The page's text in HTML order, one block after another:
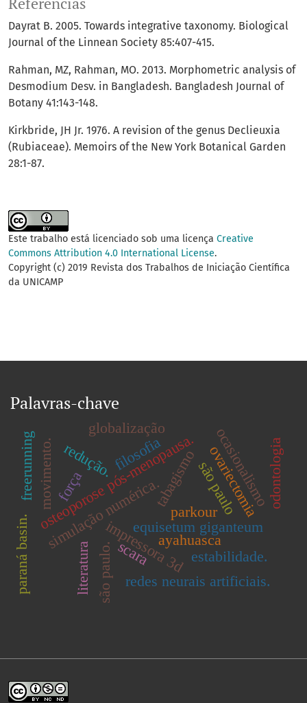
Dayrat B. 2005. Towards integrative taxonomy. Biological
Journal of the Linnean Society 85:407-415.
Rahman, MZ, Rahman, MO. 2013. Morphometric analysis of
Desmodium Desv. in Bangladesh. Bangladesh Journal of
Botany 41:143-148.
Kirkbride, JH Jr. 1976. A revision of the genus Declieuxia
(Rubiaceae). Memoirs of the New York Botanical Garden
28:1-87.
Este trabalho está licenciado sob uma licença Creative
Commons Attribution 4.0 International License.
Copyright (c) 2019 Revista dos Trabalhos de Iniciação Científica
da UNICAMP
Palavras-chave
impressora 3d
scara
simulação numérica.equisetum giganteum
ovariectomia
osteoporose pós-menopausa.
redes neurais artificiais.
ayahuasca
tabagismo
redução. ocasionalismo
força
movimento. odontologia
paraná basin.
parkour
freerunning
são paulo.
literatura
filosofia
estabilidade.
globalização
são paulo